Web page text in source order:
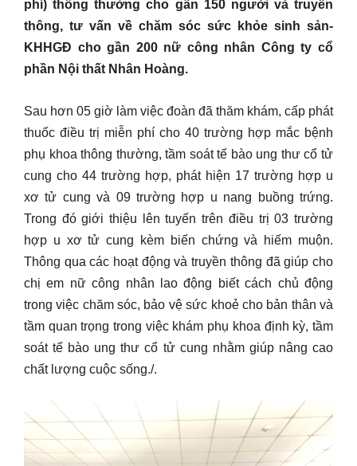
phí) thông thường cho gần 150 người và truyền
thông, tư vấn về chăm sóc sức khỏe sinh sản-
KHHGĐ cho gần 200 nữ công nhân Công ty cổ
phần Nội thất Nhân Hoàng.
Sau hơn 05 giờ làm việc đoàn đã thăm khám, cấp phát
thuốc điều trị miễn phí cho 40 trường hợp mắc bệnh
phụ khoa thông thường, tầm soát tế bào ung thư cổ tử
cung cho 44 trường hợp, phát hiện 17 trường hợp u
xơ tử cung và 09 trường hợp u nang buồng trứng.
Trong đó giới thiệu lên tuyến trên điều trị 03 trường
hợp u xơ tử cung kèm biến chứng và hiếm muộn.
Thông qua các hoạt động và truyền thông đã giúp cho
chị em nữ công nhân lao động biết cách chủ động
trong việc chăm sóc, bảo vệ sức khoẻ cho bản thân và
tầm quan trọng trong việc khám phụ khoa định kỳ, tầm
soát tế bào ung thư cổ tử cung nhằm giúp nâng cao
chất lượng cuộc sống./.